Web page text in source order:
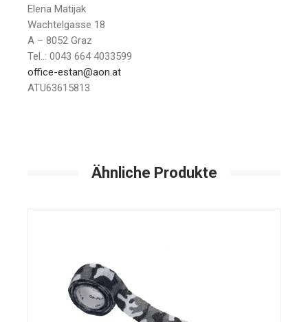
Elena Matijak
Wachtelgasse 18
A – 8052 Graz
Tel..: 0043 664 4033599
office-estan@aon.at
ATU63615813
Ähnliche Produkte